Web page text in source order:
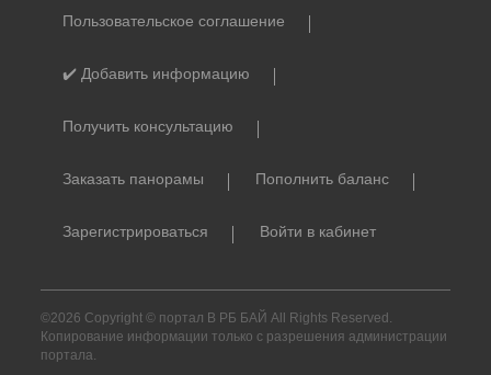
Пользовательское соглашение
✔️ Добавить информацию
Получить консультацию
Заказать панорамы Пополнить баланс
Зарегистрироваться Войти в кабинет
©2026 Copyright © портал В РБ БАЙ All Rights Reserved.
Копирование информации только с разрешения администрации
портала.